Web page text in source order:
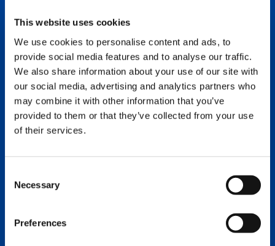
This website uses cookies
We use cookies to personalise content and ads, to
provide social media features and to analyse our traffic.
We also share information about your use of our site with
our social media, advertising and analytics partners who
may combine it with other information that you’ve
provided to them or that they’ve collected from your use
of their services.
Selection
Necessary
Preferences
SOTRAMA
PREMIÈRE